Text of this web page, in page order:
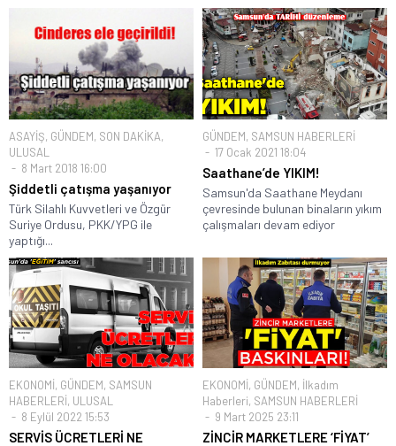
ASAYİŞ, GÜNDEM, SON DAKİKA,
ULUSAL
8 Mart 2018 16:00
Şiddetli çatışma yaşanıyor
Türk Silahlı Kuvvetleri ve Özgür
Suriye Ordusu, PKK/YPG ile
yaptığı...
GÜNDEM, SAMSUN HABERLERİ
17 Ocak 2021 18:04
Saathane’de YIKIM!
Samsun'da Saathane Meydanı
çevresinde bulunan binaların yıkım
çalışmaları devam ediyor
EKONOMİ, GÜNDEM, SAMSUN
HABERLERİ, ULUSAL
8 Eylül 2022 15:53
SERVİS ÜCRETLERİ NE
EKONOMİ, GÜNDEM, İlkadım
Haberleri, SAMSUN HABERLERİ
9 Mart 2025 23:11
ZİNCİR MARKETLERE ‘FİYAT’